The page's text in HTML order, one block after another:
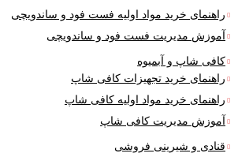
راهنمای خرید مواد اولیه فست فود و ساندویچی
آموزش مدیریت فست فود و ساندویچی
کافی شاپ و آبمیوه
راهنمای خرید تجهیزات کافی شاپ
راهنمای خرید مواد اولیه کافی‌ شاپ‌
آموزش مدیریت کافی شاپ
قنادی و شیرینی فروشی